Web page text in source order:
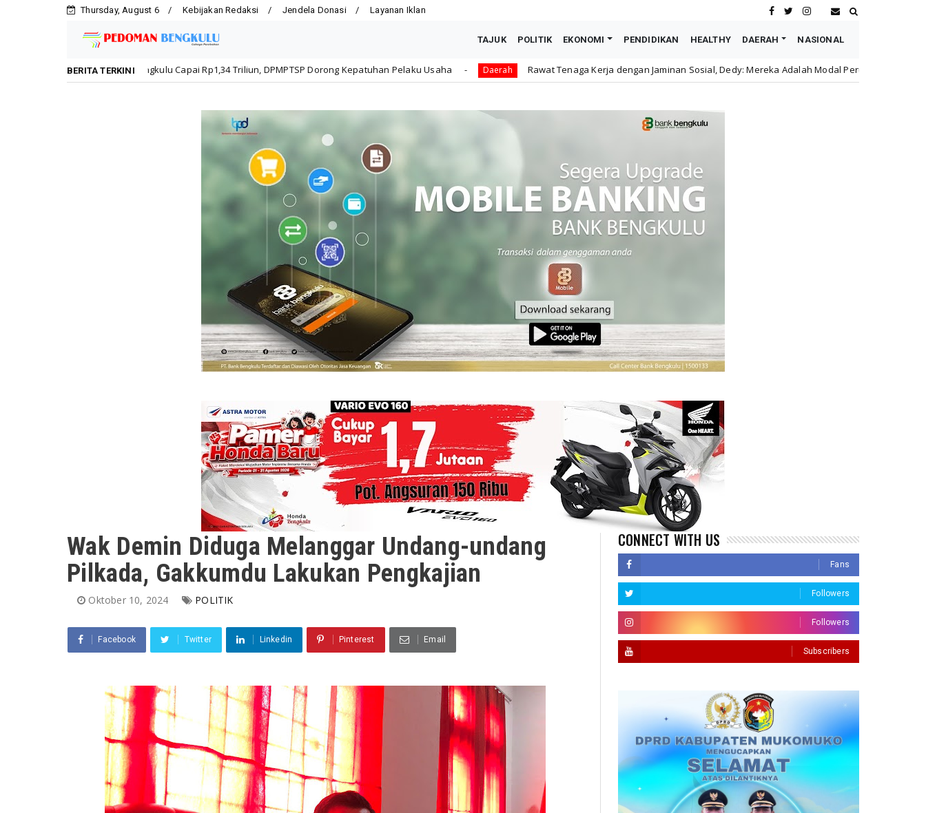
Thursday, August 6 Kebijakan Redaksi Jendela Donasi Layanan Iklan
TAJUK POLITIK EKONOMI PENDIDIKAN HEALTHY DAERAH NASIONAL
BERITA TERKINI
Bengkulu Capai Rp1,34 Triliun, DPMPTSP Dorong Kepatuhan Pelaku Usaha Daerah Rawat Tenaga Kerja dengan Jaminan Sosial, Dedy: Mereka Adalah Modal Perusahaan honda Astra Motor
Wak Demin Diduga Melanggar Undang-undang
Pilkada, Gakkumdu Lakukan Pengkajian
Oktober 10, 2024 POLITIK
Facebook Twitter Linkedin Pinterest Email
CONNECT WITH US
Fans
Followers
Followers
Subscribers